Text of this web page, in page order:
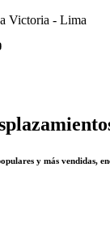
Victoria - Lima
y más vendidas,